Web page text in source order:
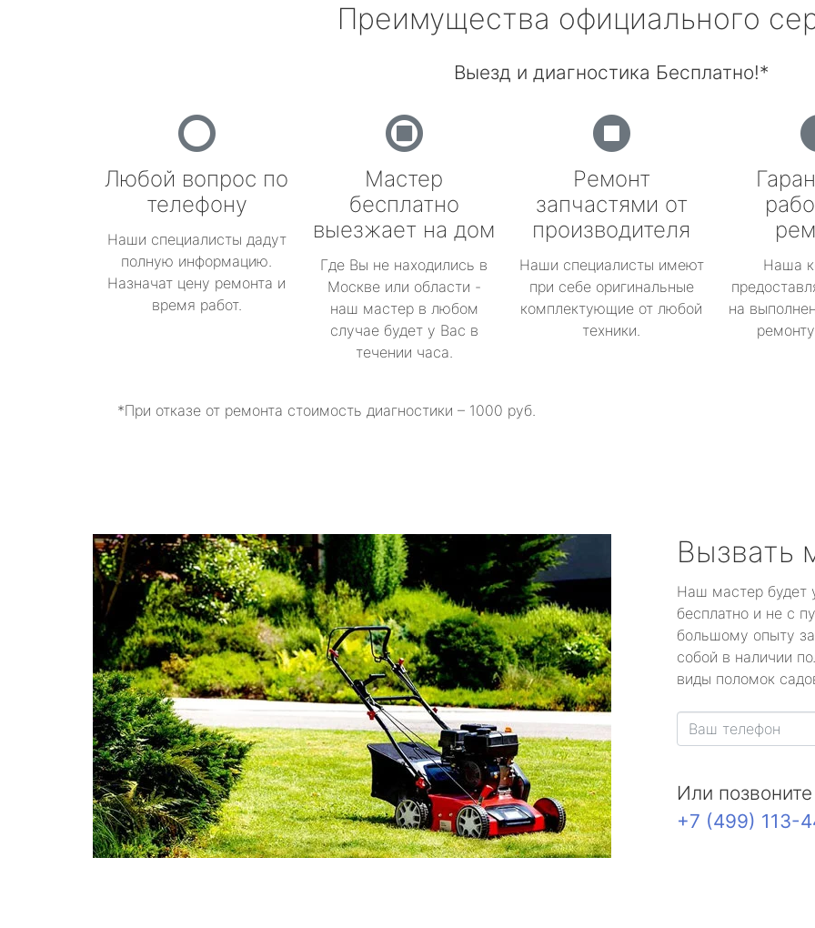
Преимущества официального
Выезд и диагностика Бесплатно!*
Любой вопрос по
телефону
Наши специалисты дадут
полную информацию.
Назначат цену ремонта и
время работ.
Мастер
бесплатно
выезжает на дом
Где Вы не находились в
Москве или области -
наш мастер в любом
случае будет у Вас в
течении часа.
Ремонт
запчастями от
производителя
Наши специалисты имеют
при себе оригинальные
комплектующие от любой
техники.
Наша
на
*При отказе от ремонта стоимость диагностики – 1000 руб.
Вызвать
Наш мастер будет
бесплатно и не с
большому опыту
собой в наличии
виды поломок
Или
+7 (499) 113-